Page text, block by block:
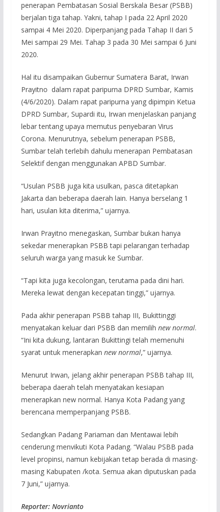
penerapan Pembatasan Sosial Berskala Besar (PSBB)
berjalan tiga tahap. Yakni, tahap I pada 22 April 2020
sampai 4 Mei 2020. Diperpanjang pada Tahap II dari 5
Mei sampai 29 Mei. Tahap 3 pada 30 Mei sampai 6 Juni
2020.
Hal itu disampaikan Gubernur Sumatera Barat, Irwan
Prayitno dalam rapat paripurna DPRD Sumbar, Kamis
(4/6/2020). Dalam rapat paripurna yang dipimpin Ketua
DPRD Sumbar, Supardi itu, Irwan menjelaskan panjang
lebar tentang upaya memutus penyebaran Virus
Corona. Menurutnya, sebelum penerapan PSBB,
Sumbar telah terlebih dahulu menerapan Pembatasan
Selektif dengan menggunakan APBD Sumbar.
“Usulan PSBB juga kita usulkan, pasca ditetapkan
Jakarta dan beberapa daerah lain. Hanya berselang 1
hari, usulan kita diterima,” ujarnya.
Irwan Prayitno menegaskan, Sumbar bukan hanya
sekedar menerapkan PSBB tapi pelarangan terhadap
seluruh warga yang masuk ke Sumbar.
“Tapi kita juga kecolongan, terutama pada dini hari.
Mereka lewat dengan kecepatan tinggi,” ujarnya.
Pada akhir penerapan PSBB tahap III, Bukittinggi
menyatakan keluar dari PSBB dan memilih new normal.
“Ini kita dukung, lantaran Bukittingi telah memenuhi
syarat untuk menerapkan new normal,” ujarnya.
Menurut Irwan, jelang akhir penerapan PSBB tahap III,
beberapa daerah telah menyatakan kesiapan
menerapkan new normal. Hanya Kota Padang yang
berencana memperpanjang PSBB.
Sedangkan Padang Pariaman dan Mentawai lebih
cenderung menvikuti Kota Padang. “Walau PSBB pada
level propinsi, namun kebijakan tetap berada di masing-
masing Kabupaten /kota. Semua akan diputuskan pada
7 Juni,” ujarnya.
Reporter: Novrianto